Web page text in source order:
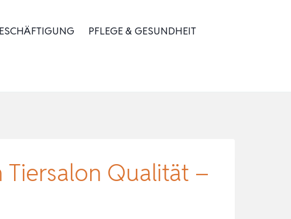
PFLEGE & GESUNDHEIT
Qualität –